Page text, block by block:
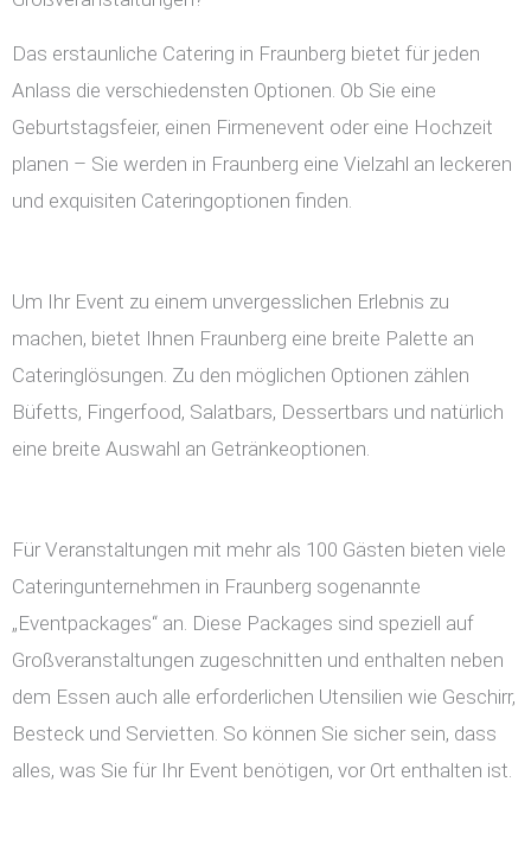
Das erstaunliche Catering in Fraunberg bietet für jeden
Anlass die verschiedensten Optionen. Ob Sie eine
Geburtstagsfeier, einen Firmenevent oder eine Hochzeit
planen – Sie werden in Fraunberg eine Vielzahl an leckeren
und exquisiten Cateringoptionen finden.
Um Ihr Event zu einem unvergesslichen Erlebnis zu
machen, bietet Ihnen Fraunberg eine breite Palette an
Cateringlösungen. Zu den möglichen Optionen zählen
Büfetts, Fingerfood, Salatbars, Dessertbars und natürlich
eine breite Auswahl an Getränkeoptionen.
Für Veranstaltungen mit mehr als 100 Gästen bieten viele
Cateringunternehmen in Fraunberg sogenannte
„Eventpackages“ an. Diese Packages sind speziell auf
Großveranstaltungen zugeschnitten und enthalten neben
dem Essen auch alle erforderlichen Utensilien wie Geschirr,
Besteck und Servietten. So können Sie sicher sein, dass
alles, was Sie für Ihr Event benötigen, vor Ort enthalten ist.